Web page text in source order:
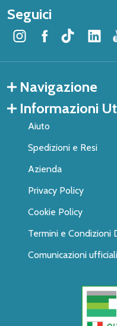
Seguici
Navigazione
Informazioni
Aiuto
Spedizioni e Resi
Azienda
Privacy Policy
Cookie Policy
Termini e Condizioni
Comunicazioni